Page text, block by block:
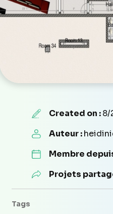
Created on :8/
Auteur :
Membre
Projets
Tags